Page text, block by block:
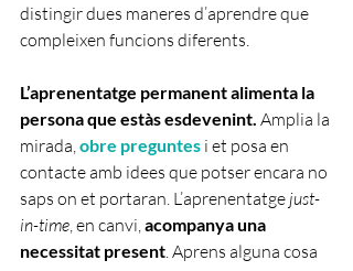
distingir dues maneres d’aprendre que
compleixen funcions diferents.
L’aprenentatge permanent alimenta la
persona que estàs esdevenint. Amplia la
mirada, obre preguntes i et posa en
contacte amb idees que potser encara no
saps on et portaran. L’aprenentatge just-
in-time, en canvi, acompanya una
necessitat present. Aprens alguna cosa